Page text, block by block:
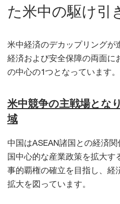
た米中の駆け引
米中経済のデカップリングが
経済および安全保障の両面に
の中心の1つとなっています。
米中競争の主戦場とな
域
中国はASEAN諸国との経済
国中心的な産業政策を拡大す
事的覇権の確立を目指し、経
拡大を図っています。